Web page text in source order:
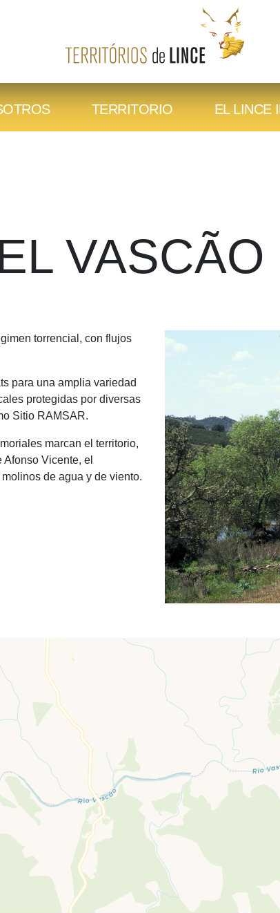
TERRITORIO EL LINCE
VASCÃO
torrencial, con flujos
para una amplia variedad
protegidas por diversas
Sitio RAMSAR.
marcan el territorio,
Vicente, el
de agua y de viento.